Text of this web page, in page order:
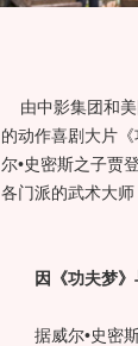
由中影集团和美
的动作喜剧大片
尔•史密斯之子贾
各门派的武术大师
因《功夫梦
据威尔•史密斯